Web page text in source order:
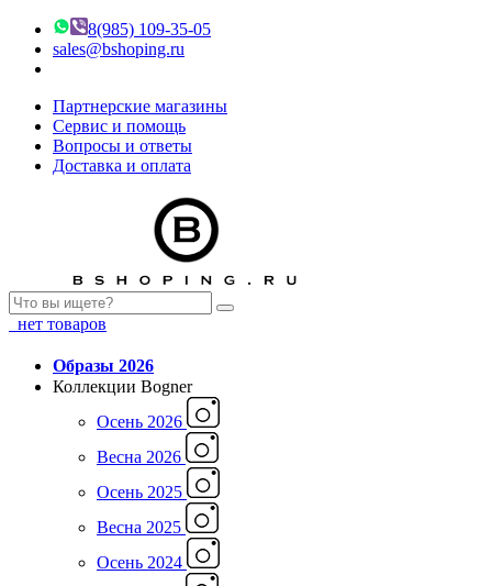
8(985) 109-35-05
sales@bshoping.ru
Партнерские магазины
Сервис и помощь
Вопросы и ответы
Доставка и оплата
нет товаров
Образы 2026
Коллекции Bogner
Осень 2026
Весна 2026
Осень 2025
Весна 2025
Осень 2024